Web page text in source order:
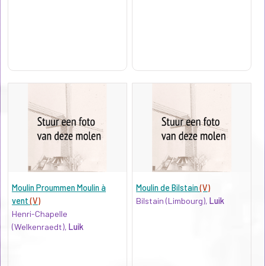
Moulin Proummen Moulin à
vent(V)
Henri-Chapelle
(Welkenraedt), Luik
Moulin de Bilstain(V)
Bilstain (Limbourg),Luik